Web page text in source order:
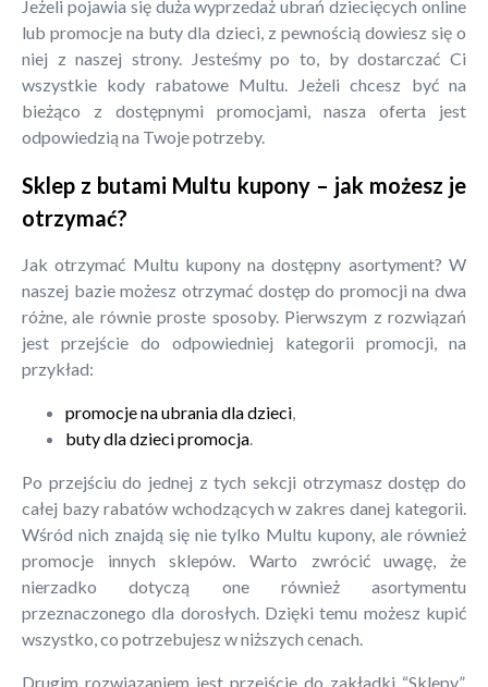
Jeżeli pojawia się duża wyprzedaż ubrań dziecięcych online
lub promocje na buty dla dzieci, z pewnością dowiesz się o
niej z naszej strony. Jesteśmy po to, by dostarczać Ci
wszystkie kody rabatowe Multu. Jeżeli chcesz być na
bieżąco z dostępnymi promocjami, nasza oferta jest
odpowiedzią na Twoje potrzeby.
Sklep z butami Multu kupony – jak możesz je
otrzymać?
Jak otrzymać Multu kupony na dostępny asortyment? W
naszej bazie możesz otrzymać dostęp do promocji na dwa
różne, ale równie proste sposoby. Pierwszym z rozwiązań
jest przejście do odpowiedniej kategorii promocji, na
przykład:
promocje na ubrania dla dzieci,
buty dla dzieci promocja.
Po przejściu do jednej z tych sekcji otrzymasz dostęp do
całej bazy rabatów wchodzących w zakres danej kategorii.
Wśród nich znajdą się nie tylko Multu kupony, ale również
promocje innych sklepów. Warto zwrócić uwagę, że
nierzadko dotyczą one również asortymentu
przeznaczonego dla dorosłych. Dzięki temu możesz kupić
wszystko, co potrzebujesz w niższych cenach.
Drugim rozwiązaniem jest przejście do zakładki “Sklepy”.